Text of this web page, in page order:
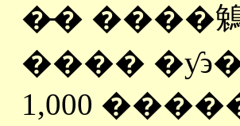
�̵� ����
����
1,000